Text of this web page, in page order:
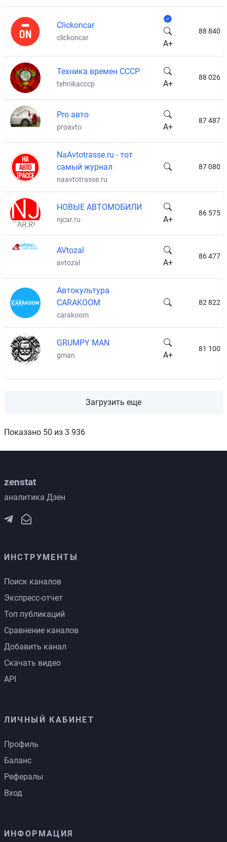
Сlickoncar
clickoncar
A+
88 840
Техника времен СССР
tehnikacccp A+
88 026
Pro авто
proavto A+
87 487
NaAvtotrasse.ru - тот
самый журнал
naavtotrasse.ru
87 080
НОВЫЕ АВТОМОБИЛИ
njcar.ru A+
86 575
AVtozal
avtozal A+
86 477
Автокультура
CARAKOOM
carakoom
82 822
GRUMPY MAN
gman A+
81 100
Загрузить еще
Показано 50 из 3 936
zenstat
аналитика Дзен
ИНСТРУМЕНТЫ
Поиск каналов
Экспресс-отчет
Топ публикаций
Сравнение каналов
Добавить канал
Скачать видео
API
ЛИЧНЫЙ КАБИНЕТ
Профиль
Баланс
Рефералы
Вход
ИНФОРМАЦИЯ